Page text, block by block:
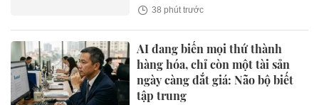
38 phút trước
AI đang biến mọi thứ thành
hàng hóa, chỉ còn một tài sản
ngày càng đắt giá: Não bộ biết
tập trung